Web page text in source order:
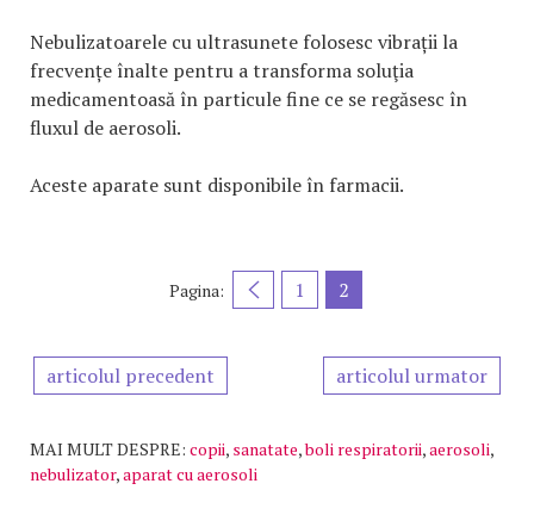
Nebulizatoarele cu ultrasunete folosesc vibrații la
frecvențe înalte pentru a transforma soluţia
medicamentoasă în particule fine ce se regăsesc în
fluxul de aerosoli.
Aceste aparate sunt disponibile în farmacii.
Pagina: 1 2
articolul precedent articolul urmator
MAI MULT DESPRE: copii, sanatate,boli respiratorii,aerosoli,
nebulizator,aparat cu aerosoli